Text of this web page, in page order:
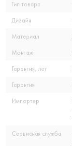
Тип товара
Дизайн
Материал
Монтаж
Гарантия, лет
Гарантия
Импортер
Сервисная служба